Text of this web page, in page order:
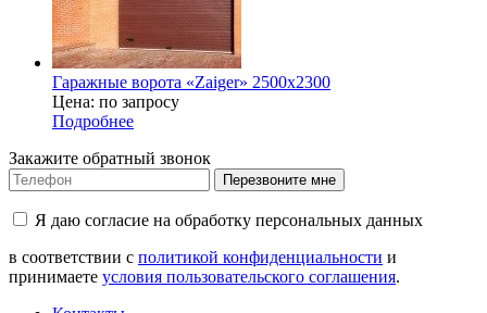
Гаражные ворота «Zaiger» 2500х2300
Цена: по запросу
Подробнее
Закажите обратный звонок
Перезвоните мне
Я даю согласие на обработку персональных данных
в соответствии с политикой конфиденциальности и
принимаете условия пользовательского соглашения.